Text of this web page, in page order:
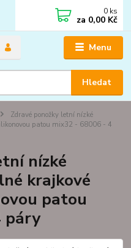
Menu
Hledat
0 ks
za 0,00 Kč
Zdravé ponožky letní nízké
patou mix32 - 68006 - 4
nízké
krajkové
patou
páry